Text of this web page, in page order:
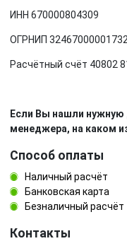
ИНН 670000804309
ОГРНИП
Расчётный счёт 40802
Если Вы нашли нужную
менеджера, на каком
Способ оплаты
Наличный расчёт
Банковская карта
Безналичный расчёт
Контакты